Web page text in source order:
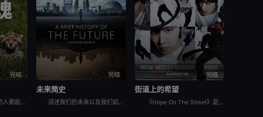
完结
世界上大多数养猫的人都能通过宠物的眼睛窥见动物的野性。这部纪录片着眼于家猫和它们的野生表亲们，以及它们的祖先之间，在行为上隐约可见的关联。镜头特别勾勒出这些相似之处，并向所谓的“主人们”（如果猫真
完结
未来简史
讲述我们的未来以及我们如何重新构想它们。由著名未来学家阿里·瓦拉赫主持，邀请观众踏上一次环游世界的旅程，充满发现、希望和可能性，了解我们今天所处的位置以及接下来会发生什么。将历史、科学和意想不到的
完结
街道上的希望
《Hope On The Street》是防弹少年团郑号锡（j-hope）推出的同名舞蹈练习日记内容。讲述j-hope在入伍前访问日本大阪、法国巴黎、美国纽约、韩国首尔和光州，并与当地的舞蹈家通过